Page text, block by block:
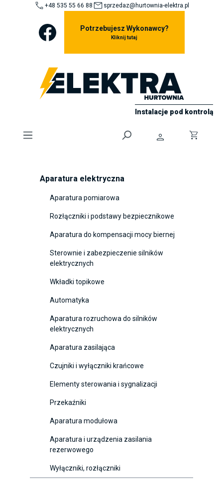
+48 535 55 66 88 sprzedaz@hurtownia-elektra.pl
Potrzebujesz Wykonawcy?
Kliknij tutaj
Instalacje pod kontrolą
Aparatura elektryczna
Aparatura pomiarowa
Rozłączniki i podstawy bezpiecznikowe
Aparatura do kompensacji mocy biernej
Sterownie i zabezpieczenie silników
elektrycznych
Wkładki topikowe
Automatyka
Aparatura rozruchowa do silników
elektrycznych
Aparatura zasilająca
Czujniki i wyłączniki krańcowe
Elementy sterowania i sygnalizacji
Przekaźniki
Aparatura modułowa
Aparatura i urządzenia zasilania
rezerwowego
Wyłączniki, rozłączniki